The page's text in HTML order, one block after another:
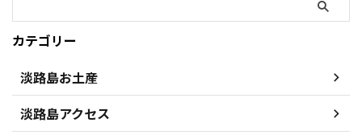
カテゴリー
淡路島お土産
淡路島アクセス